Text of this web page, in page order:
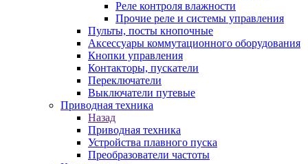
Реле контроля влажности
Прочие реле и системы управления
Пульты, посты кнопочные
Аксессуары коммутационного оборудования
Кнопки управления
Контакторы, пускатели
Переключатели
Выключатели путевые
Приводная техника
Назад
Приводная техника
Устройства плавного пуска
Преобразователи частоты